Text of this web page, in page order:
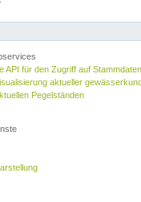
API für den Zugriff auf
aktueller
Pegelständen